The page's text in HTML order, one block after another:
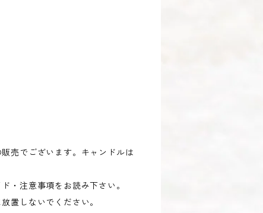
売でございます。キャンドルは
・注意事項をお読み下さい。
置しないでください。